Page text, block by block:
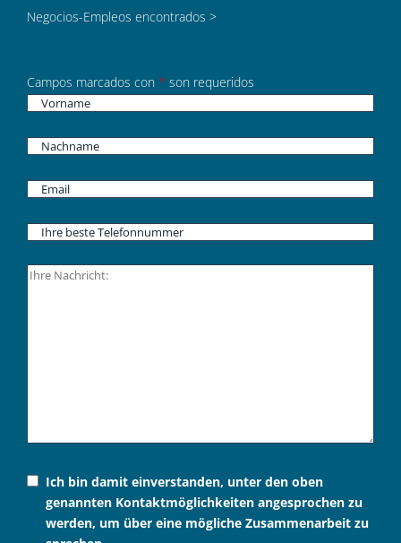
Negocios-Empleos encontrados >
Campos marcados con * son requeridos
Ich bin damit einverstanden, unter den oben
genannten Kontaktmöglichkeiten angesprochen zu
werden, um über eine mögliche Zusammenarbeit zu